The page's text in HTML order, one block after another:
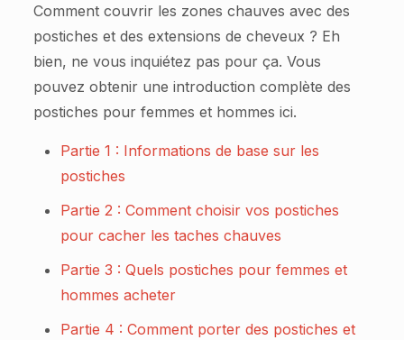
Comment couvrir les zones chauves avec des
postiches et des extensions de cheveux ? Eh
bien, ne vous inquiétez pas pour ça. Vous
pouvez obtenir une introduction complète des
postiches pour femmes et hommes ici.
Partie 1 : Informations de base sur les
postiches
Partie 2 : Comment choisir vos postiches
pour cacher les taches chauves
Partie 3 : Quels postiches pour femmes et
hommes acheter
Partie 4 : Comment porter des postiches et